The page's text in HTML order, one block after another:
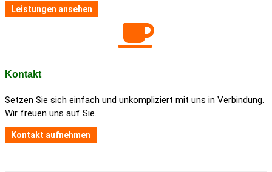
Leis­tungen ansehen
Kontakt
Setzen Sie sich einfach und unkom­pli­ziert mit uns in Verbin­dung.
Wir freuen uns auf Sie.
Kontakt aufnehmen